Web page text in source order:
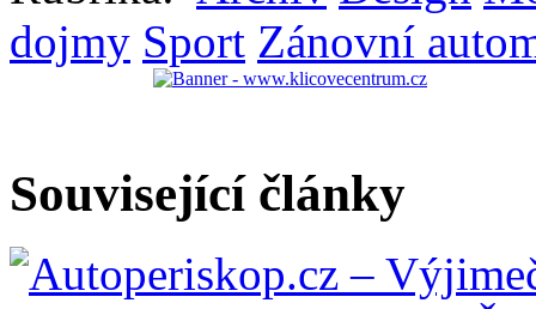
dojmy Sport Zánovní
Související články